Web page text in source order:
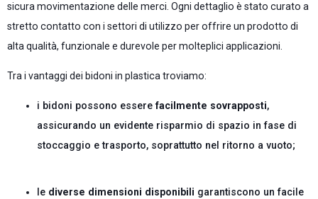
sicura movimentazione delle merci. Ogni dettaglio è stato curato a
stretto contatto con i settori di utilizzo per offrire un prodotto di
alta qualità, funzionale e durevole per molteplici applicazioni.
Tra i vantaggi dei bidoni in plastica troviamo:
i bidoni possono essere facilmente sovrapposti,
assicurando un evidente risparmio di spazio in fase di
stoccaggio e trasporto, soprattutto nel ritorno a vuoto;
le diverse dimensioni disponibili garantiscono un facile